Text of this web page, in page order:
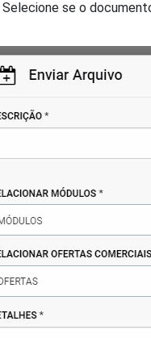
Selecione se o